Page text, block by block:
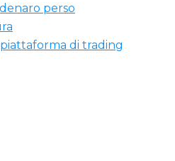
perso
di trading